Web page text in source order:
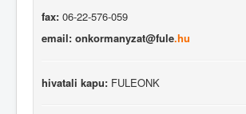
fax: 06-22-576-059
email: onkormanyzat@fule.hu
hivatali kapu: FULEONK